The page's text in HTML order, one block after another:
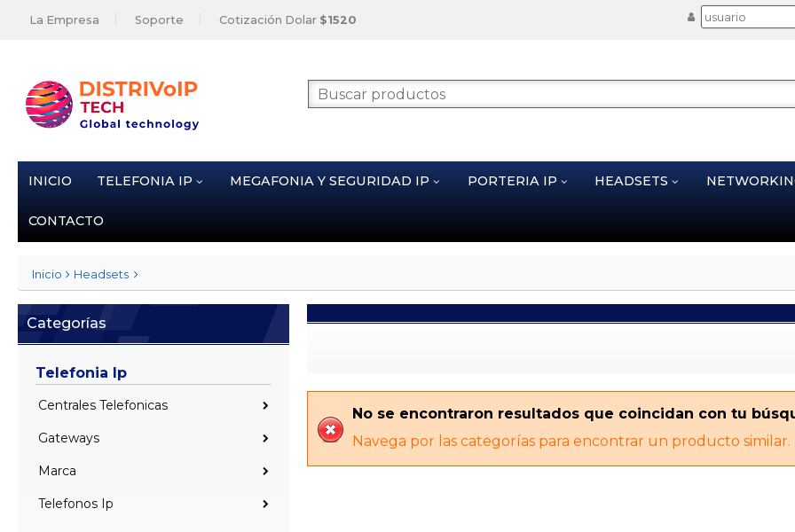
La Empresa Soporte Cotización Dolar $1520
INICIO TELEFONIA IP MEGAFONIA Y SEGURIDAD IP PORTERIA IP HEADSETS
CONTACTO
Inicio Headsets
Categorías
Telefonia Ip
Centrales Telefonicas
Gateways
Marca
Telefonos Ip
No se encontraron resultados que coincidan con tu
Navega por las categorías para encontrar un producto similar.